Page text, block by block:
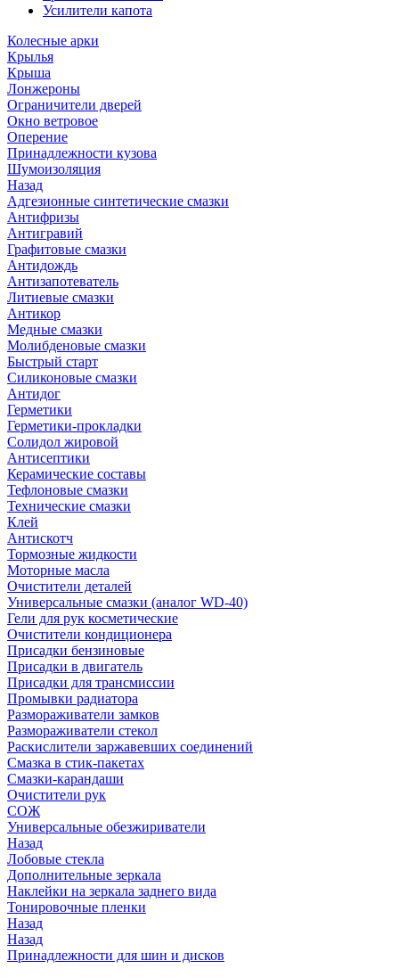
Усилители капота
Колесные арки
Крылья
Крыша
Лонжероны
Ограничители дверей
Окно ветровое
Оперение
Принадлежности кузова
Шумоизоляция
Назад
Адгезионные синтетические смазки
Антифризы
Антигравий
Графитовые смазки
Антидождь
Антизапотеватель
Литиевые смазки
Антикор
Медные смазки
Молибденовые смазки
Быстрый старт
Силиконовые смазки
Антидог
Герметики
Герметики-прокладки
Солидол жировой
Антисептики
Керамические составы
Тефлоновые смазки
Технические смазки
Клей
Антискотч
Тормозные жидкости
Моторные масла
Очистители деталей
Универсальные смазки (аналог WD-40)
Гели для рук косметические
Очистители кондиционера
Присадки бензиновые
Присадки в двигатель
Присадки для трансмиссии
Промывки радиатора
Размораживатели замков
Размораживатели стекол
Раскислители заржавевших соединений
Смазка в стик-пакетах
Смазки-карандаши
Очистители рук
СОЖ
Универсальные обезжириватели
Назад
Лобовые стекла
Дополнительные зеркала
Наклейки на зеркала заднего вида
Тонировочные пленки
Назад
Назад
Принадлежности для шин и дисков